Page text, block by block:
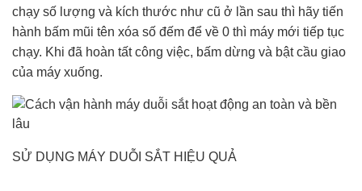
chạy số lượng và kích thước như cũ ở lần sau thì hãy tiến
hành bấm mũi tên xóa số đếm để về 0 thì máy mới tiếp tục
chạy. Khi đã hoàn tất công việc, bấm dừng và bật cầu giao
của máy xuống.
SỬ DỤNG MÁY DUỖI SẮT HIỆU QUẢ